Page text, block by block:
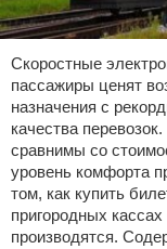
Скоростные
пассажиры ценят
назначения с
качества
сравнимы со
уровень комфорта
том, как купить
пригородных
производятся.